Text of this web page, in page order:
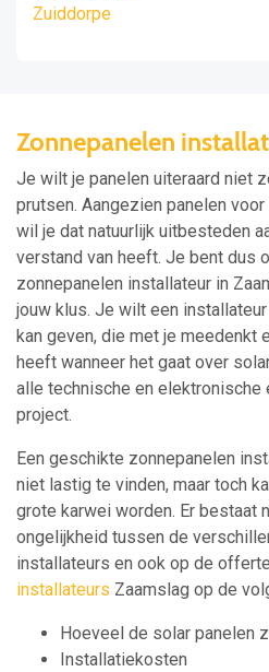
Zuiddorpe
Zonnepanelen
Je wilt je panelen uiteraard niet
prutsen. Aangezien panelen
wil je dat natuurlijk uitbesteden
verstand van heeft. Je bent dus
zonnepanelen installateur in
jouw klus. Je wilt een
kan geven, die met je meedenkt
heeft wanneer het gaat over
alle technische en elektronische
project.
Een geschikte zonnepanelen
niet lastig te vinden, maar toch
grote karwei worden. Er bestaat
ongelijkheid tussen de
installateurs en ook op de
installateurs Zaamslag op de
Hoeveel de solar panelen
Installatiekosten